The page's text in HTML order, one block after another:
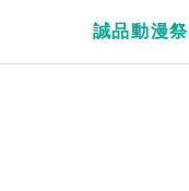
誠品動漫祭